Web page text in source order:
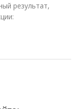
результат,